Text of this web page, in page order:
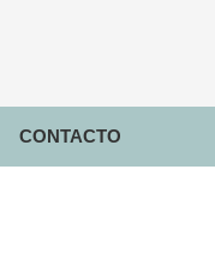
CONTACTO